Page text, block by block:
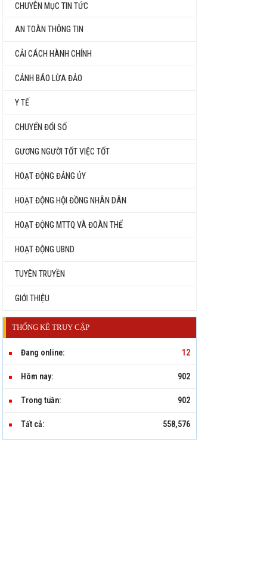
CHUYÊN MỤC TIN TỨC
AN TOÀN THÔNG TIN
CẢI CÁCH HÀNH CHÍNH
CẢNH BÁO LỪA ĐẢO
Y TẾ
CHUYỂN ĐỔI SỐ
GƯƠNG NGƯỜI TỐT VIỆC TỐT
HOẠT ĐỘNG ĐẢNG ỦY
HOẠT ĐỘNG HỘI ĐỒNG NHÂN DÂN
HOẠT ĐỘNG MTTQ VÀ ĐOÀN THỂ
HOẠT ĐỘNG UBND
TUYÊN TRUYỀN
GIỚI THIỆU
THỐNG KÊ TRUY CẬP
Đang online: 12
Hôm nay: 902
Trong tuần: 902
Tất cả: 558,576